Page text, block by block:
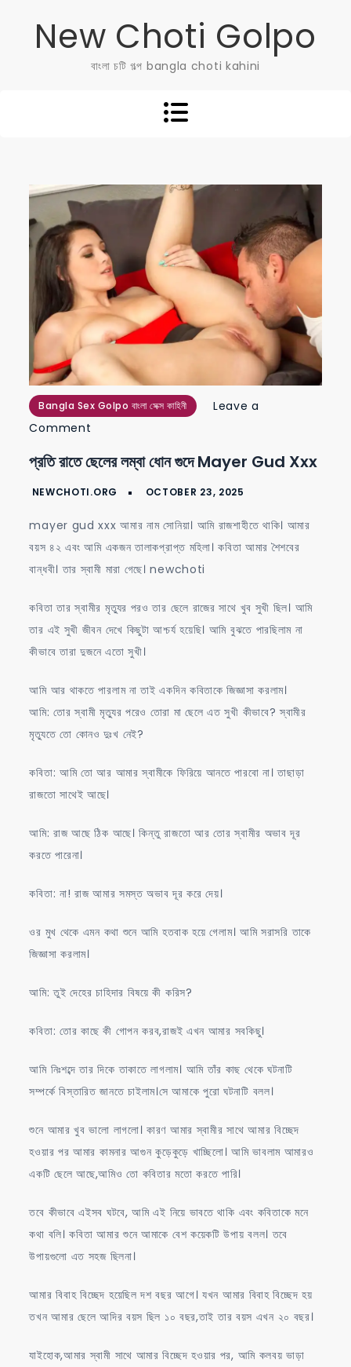
New Choti Golpo
বাংলা চটি গল্প bangla choti kahini
Bangla Sex Golpo বাংলা সেক্স কাহিনী
Leave a
Comment
রাতে
ছেলের
gud
xxx
প্রতি রাতে ছেলের লম্বা ধোন গুদে Mayer Gud Xxx
mayer gud xxx আমার নাম সোনিয়া। আমি রাজশাহীতে থাকি। আমার
বয়স ৪২ এবং আমি একজন তালাকপ্রাপ্ত মহিলা। কবিতা আমার শৈশবের
বান্ধবী। তার স্বামী মারা গেছে। newchoti
কবিতা তার স্বামীর মৃত্যুর পরও তার ছেলে রাজের সাথে খুব সুখী ছিল। আমি
তার এই সুখী জীবন দেখে কিছুটা আশ্চর্য হয়েছি। আমি বুঝতে পারছিলাম না
কীভাবে তারা দুজনে এতো সুখী।
আমি আর থাকতে পারলাম না তাই একদিন কবিতাকে জিজ্ঞাসা করলাম।
আমি: তোর স্বামী মৃত্যুর পরেও তোরা মা ছেলে এত সুখী কীভাবে? স্বামীর
মৃত্যুতে তো কোনও দুঃখ নেই?
কবিতা: আমি তো আর আমার স্বামীকে ফিরিয়ে আনতে পারবো না। তাছাড়া
রাজতো সাথেই আছে।
আমি: রাজ আছে ঠিক আছে। কিন্তু রাজতো আর তোর স্বামীর অভাব দূর
করতে পারেনা।
কবিতা: না! রাজ আমার সমস্ত অভাব দূর করে দেয়।
ওর মুখ থেকে এমন কথা শুনে আমি হতবাক হয়ে গেলাম। আমি সরাসরি তাকে
জিজ্ঞাসা করলাম।
আমি: তুই দেহের চাহিদার বিষয়ে কী করিস?
কবিতা: তোর কাছে কী গোপন করব,রাজই এখন আমার সবকিছু।
আমি নিঃশব্দে তার দিকে তাকাতে লাগলাম। আমি তাঁর কাছ থেকে ঘটনাটি
সম্পর্কে বিস্তারিত জানতে চাইলাম।সে আমাকে পুরো ঘটনাটি বলল।
শুনে আমার খুব ভালো লাগলো। কারণ আমার স্বামীর সাথে আমার বিচ্ছেদ
হওয়ার পর আমার কামনার আগুন কুড়েকুড়ে খাচ্ছিলো। আমি ভাবলাম আমারও
একটি ছেলে আছে,আমিও তো কবিতার মতো করতে পারি।
তবে কীভাবে এইসব ঘটবে, আমি এই নিয়ে ভাবতে থাকি এবং কবিতাকে মনে
কথা বলি। কবিতা আমার শুনে আমাকে বেশ কয়েকটি উপায় বলল। তবে
উপায়গুলো এত সহজ ছিলনা।
আমার বিবাহ বিচ্ছেদ হয়েছিল দশ বছর আগে। যখন আমার বিবাহ বিচ্ছেদ হয়
তখন আমার ছেলে আদির বয়স ছিল ১০ বছর,তাই তার বয়স এখন ২০ বছর।
যাইহোক,আমার স্বামী সাথে আমার বিচ্ছেদ হওয়ার পর, আমি কলবয় ভাড়া